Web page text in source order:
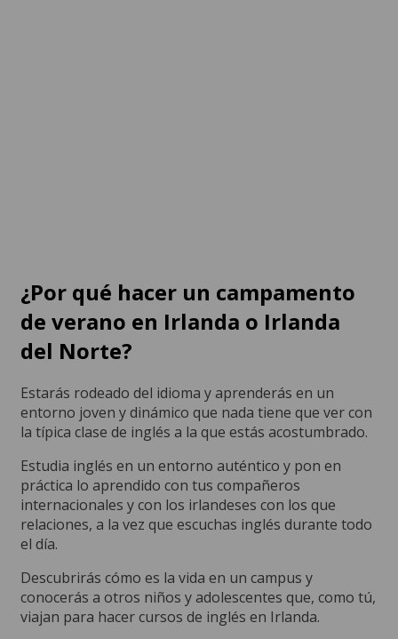
¿Por qué hacer un campamento
de verano en Irlanda o Irlanda
del Norte?
Estarás rodeado del idioma y aprenderás en un
entorno joven y dinámico que nada tiene que ver con
la típica clase de inglés a la que estás acostumbrado.
Estudia inglés en un entorno auténtico y pon en
práctica lo aprendido con tus compañeros
internacionales y con los irlandeses con los que
relaciones, a la vez que escuchas inglés durante todo
el día.
Descubrirás cómo es la vida en un campus y
conocerás a otros niños y adolescentes que, como tú,
viajan para hacer cursos de inglés en Irlanda.